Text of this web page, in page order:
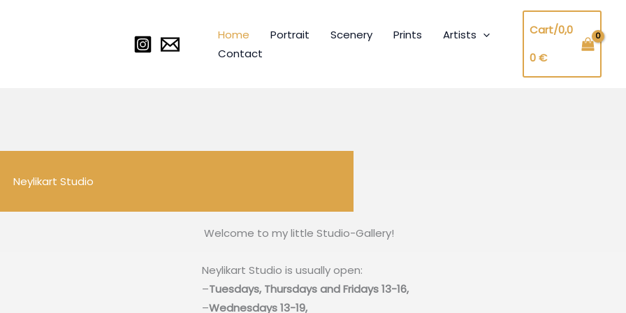
Home Portrait Scenery Prints
Artists
Contact
Cart/0,0
0€
Neylikart Studio
Welcome to my little Studio-Gallery!
Neylikart Studio is usually open:
–Tuesdays, Thursdays and Fridays 13-16,
–Wednesdays 13-19,